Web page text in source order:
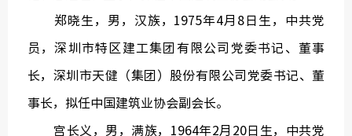
郑晓生，男，汉族，1975年4月8日生，中共党
员，深圳市特区建工集团有限公司党委书记、董事
长，深圳市天健（集团）股份有限公司党委书记、董
事长，拟任中国建筑业协会副会长。
宫长义，男，满族，1964年2月20日生，中共党